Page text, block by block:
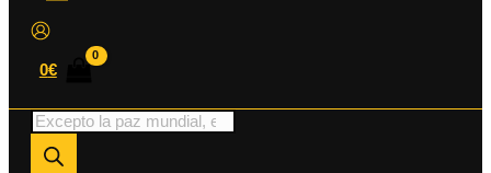
0€
Búsqueda
de
productos